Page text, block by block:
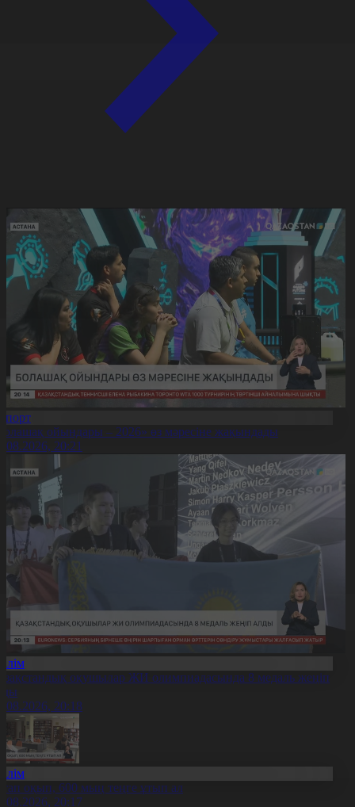
ойындары – 2026» өз мәресіне жақындады
20:21
оқушылар ЖИ олимпиадасында 8 медаль жеңіп
20:18
оқып, 600 мың теңге ұтып ал
20:17